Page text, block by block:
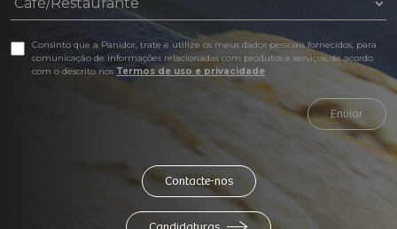
Consinto que a Panidor, trate e utilize os meus dados pessoais fornecidos, para
comunicação de informações relacionadas com produtos e serviços, de acordo
com o descrito nos Termos de uso e privacidade
Enviar
Contacte-nos